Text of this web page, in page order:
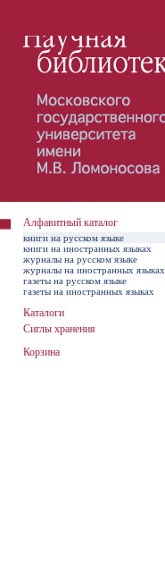
Алфавитный каталог
книги на русском языке
книги на иностранных языках
журналы на русском языке
журналы на иностранных языках
газеты на русском языке
газеты на иностранных языках
Каталоги
Сиглы хранения
Корзина